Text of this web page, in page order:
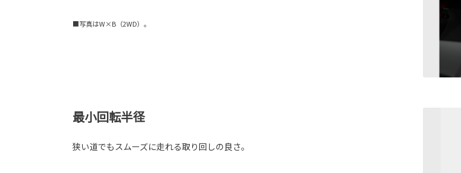
■写真はW×B（2WD）。
最小回転半径
狭い道でもスムーズに走れる取り回しの良さ。